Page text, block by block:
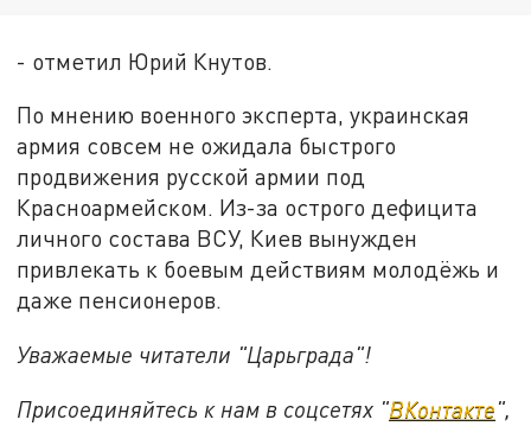
- отметил Юрий Кнутов.
По мнению военного эксперта, украинская
армия совсем не ожидала быстрого
продвижения русской армии под
Красноармейском. Из-за острого дефицита
личного состава ВСУ, Киев вынужден
привлекать к боевым действиям молодёжь и
даже пенсионеров.
Уважаемые читатели "Царьграда"!
Присоединяйтесь к нам в соцсетях "ВКонтакте",